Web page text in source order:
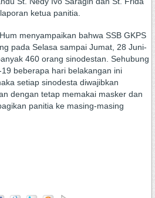
ketua panitia.
menyampaikan bahwa SSB GKPS
pada Selasa sampai Jumat, 28 Juni-
460 orang sinodestan. Sehubung
beberapa hari belakangan ini
setiap sinodesta diwajibkan
dengan tetap memakai masker dan
panitia ke masing-masing